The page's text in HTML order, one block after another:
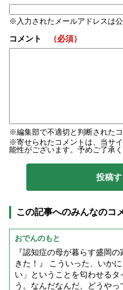
入力されたメールアドレスは
コメント （必須）
編集部で不適切と判断された
寄せられたコメントは、当サ
能性がございます。予めご了承く
この記事へのみんなのコ
おでんのもと
『認知症の母が暮らす盛岡
きた！』 こういった、いか
い」ということを匂わせる
う。なんだなんだ、どうや